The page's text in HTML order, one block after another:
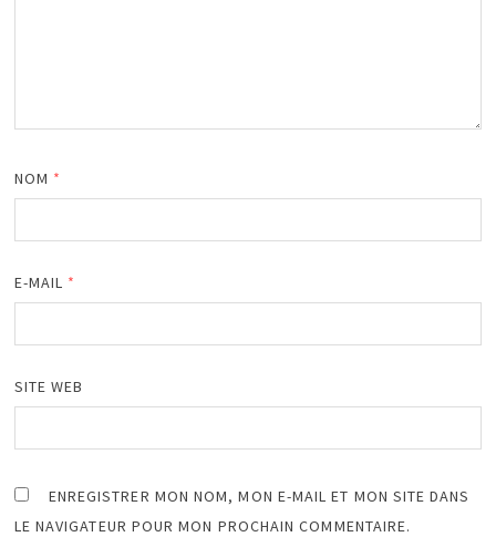
NOM *
E-MAIL *
SITE WEB
ENREGISTRER MON NOM, MON E-MAIL ET MON SITE DANS
LE NAVIGATEUR POUR MON PROCHAIN COMMENTAIRE.